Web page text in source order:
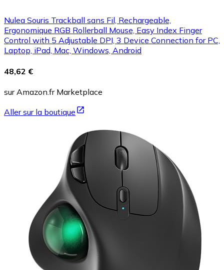
Nulea Souris Trackball sans Fil, Rechargeable,
Ergonomique RGB Rollerball Mouse, Easy Index Finger
Control with 5 Adjustable DPI, 3 Device Connection for PC,
Laptop, iPad, Mac, Windows, Android
48,62 €
sur Amazon.fr Marketplace
Aller sur la boutique